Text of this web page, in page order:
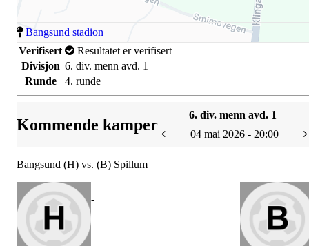
Bangsund stadion
Verifisert
Resultatet er verifisert
Divisjon 6. div. menn avd. 1
Runde
4. runde
Kommende kamper
6. div. menn avd. 1
04 mai 2026 - 20:00
Bangsund (H) vs. (B) Spillum
-